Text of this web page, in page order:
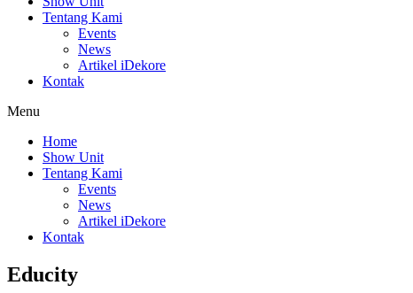
Tentang Kami
Events
News
Artikel iDekore
Kontak
Menu
Home
Show Unit
Tentang Kami
Events
News
Artikel iDekore
Kontak
Educity